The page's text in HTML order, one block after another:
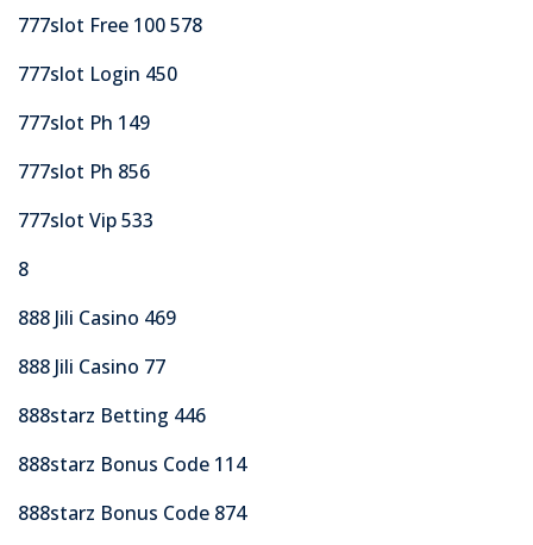
777slot Free 100 578
777slot Login 450
777slot Ph 149
777slot Ph 856
777slot Vip 533
8
888 Jili Casino 469
888 Jili Casino 77
888starz Betting 446
888starz Bonus Code 114
888starz Bonus Code 874